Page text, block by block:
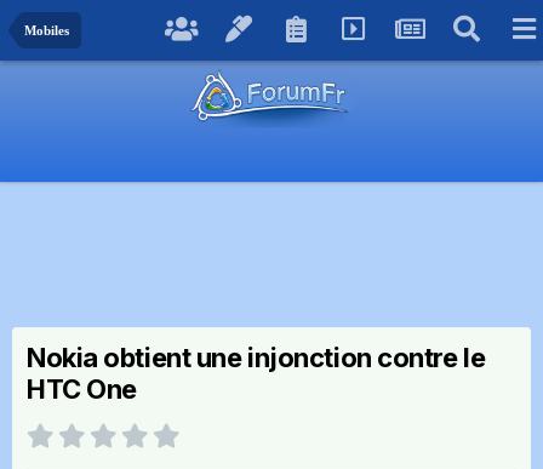
Mobiles
Nokia obtient une injonction contre le
HTC One